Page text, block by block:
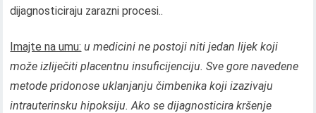
dijagnosticiraju zarazni procesi..
Imajte na umu: u medicini ne postoji niti jedan lijek koji
može izliječiti placentnu insuficijenciju. Sve gore navedene
metode pridonose uklanjanju čimbenika koji izazivaju
intrauterinsku hipoksiju. Ako se dijagnosticira kršenje